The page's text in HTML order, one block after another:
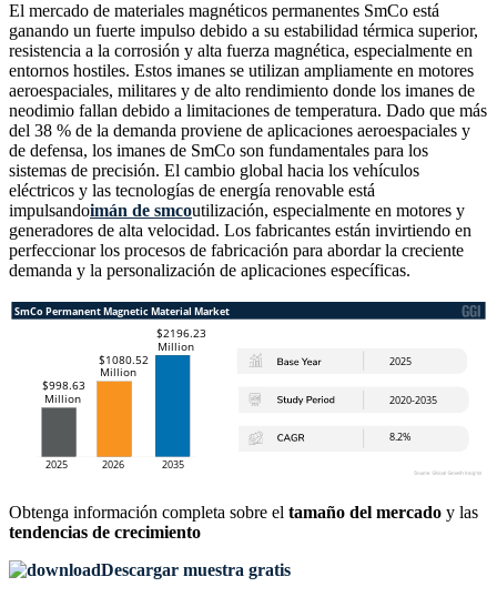
El mercado de materiales magnéticos permanentes SmCo está
ganando un fuerte impulso debido a su estabilidad térmica superior,
resistencia a la corrosión y alta fuerza magnética, especialmente en
entornos hostiles. Estos imanes se utilizan ampliamente en motores
aeroespaciales, militares y de alto rendimiento donde los imanes de
neodimio fallan debido a limitaciones de temperatura. Dado que más
del 38 % de la demanda proviene de aplicaciones aeroespaciales y
de defensa, los imanes de SmCo son fundamentales para los
sistemas de precisión. El cambio global hacia los vehículos
eléctricos y las tecnologías de energía renovable está
impulsandoimán de smcoutilización, especialmente en motores y
generadores de alta velocidad. Los fabricantes están invirtiendo en
perfeccionar los procesos de fabricación para abordar la creciente
demanda y la personalización de aplicaciones específicas.
Obtenga información completa sobre el tamaño del mercado y las
tendencias de crecimiento
Descargar muestra gratis